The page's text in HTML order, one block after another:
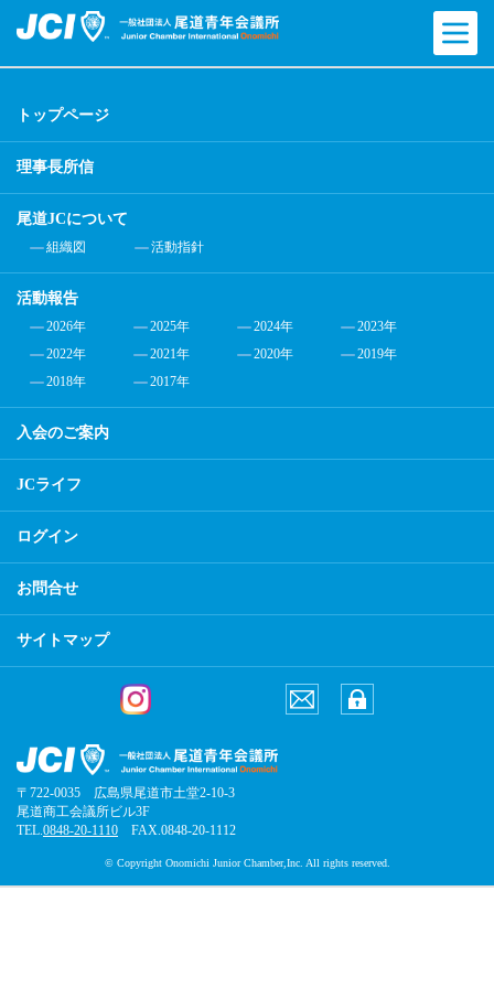
トップページ
理事長所信
尾道JCについて
組織図 活動指針
活動報告
2026年 2025年 2024年
2023年
2022年
2021年 2020年
2019年
2018年
2017年
入会のご案内
JCライフ
ログイン
お問合せ
サイトマップ
〒722-0035 広島県尾道市土堂2-10-3
尾道商工会議所ビル3F
TEL.0848-20-1110 FAX.0848-20-1112
© Copyright Onomichi Junior Chamber,Inc. All rights reserved.